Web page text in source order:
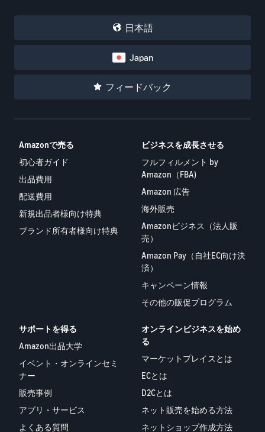
日本語
Japan
フィードバック
Amazonで売る
初心者ガイド
出品費用
配送費用
新規出品者様向け特典
ブランド所有者様向け特典
ビジネスを成長させる
フルフィルメント by
Amazon（FBA)
Amazon 広告
海外販売
Amazonビジネス（法人販
売）
Amazon Pay（自社EC向け決
済）
キャンペーン情報
その他の販促プログラム
サポートを得る
Amazon出品大学
イベント・オンラインセミ
ナー
販売事例
アプリ・サービス
よくある質問
オンラインビジネスを始め
る
マーケットプレイスとは
ECとは
D2Cとは
ネット販売を始める方法
ネットショップ作成方法